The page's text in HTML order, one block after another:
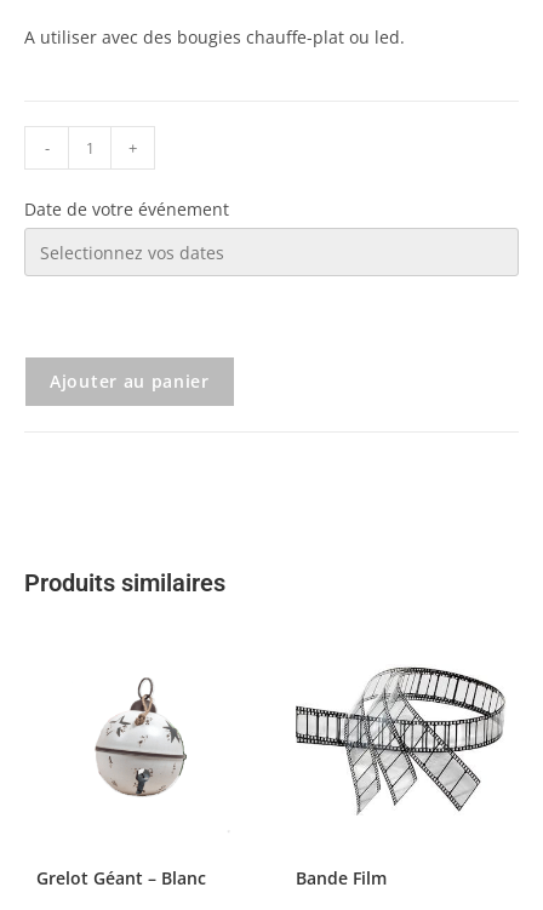
A utiliser avec des bougies chauffe-plat ou led.
- +
Date de votre événement
Ajouter au panier
Produits similaires
Grelot Géant – Blanc Bande Film